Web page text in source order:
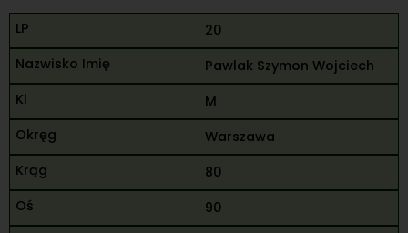
20
Pawlak Szymon Wojciech
M
Warszawa
80
90